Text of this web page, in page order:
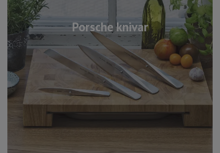
Porsche knivar